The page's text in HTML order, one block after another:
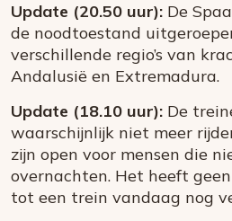
Update (20.50 uur): De
de noodtoestand
verschillende regio’s van
Andalusië en Extremadura.
Update (18.10 uur): De
waarschijnlijk niet meer
zijn open voor mensen die
overnachten. Het heeft
tot een trein vandaag nog